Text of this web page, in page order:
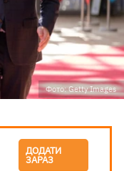
Фото: Getty Images
ДОДАТИ
ЗАРАЗ